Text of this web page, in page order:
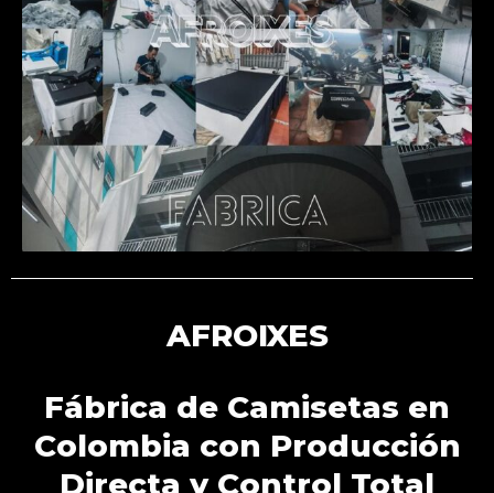
AFROIXES
Fábrica de Camisetas en
Colombia con Producción
Directa y Control Total